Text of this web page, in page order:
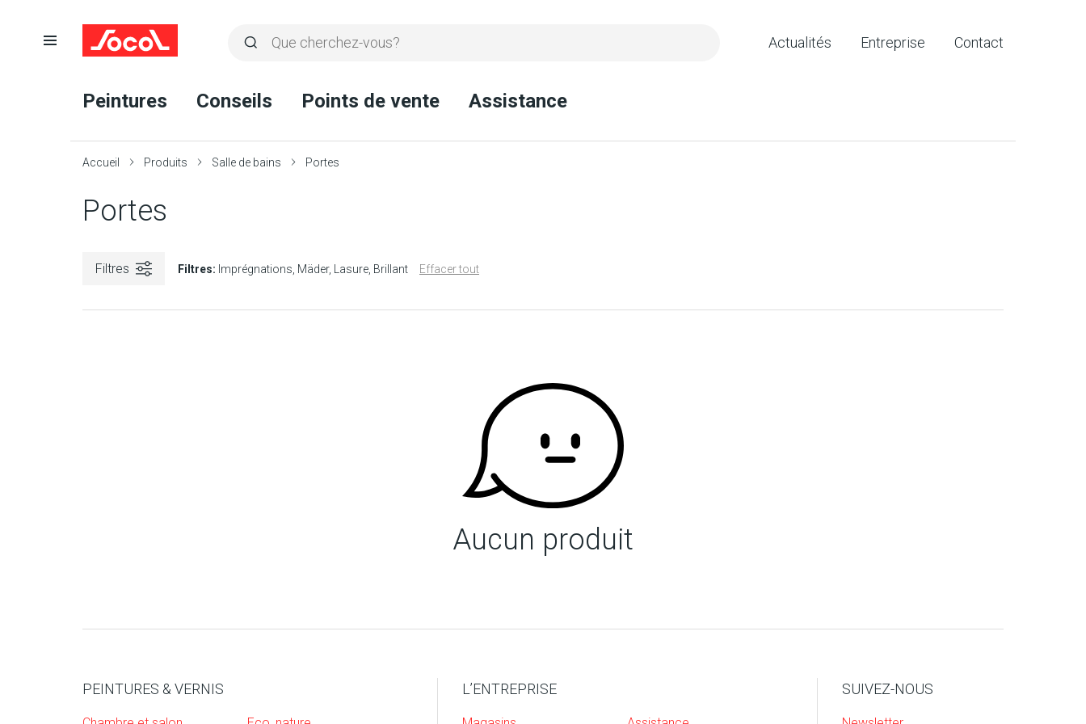
Rechercher
recherche
Ouvrir
Peintures Conseils Points de vente Assistance
Actualités Entreprise Contact
Accueil Produits Salle de bains Portes
Portes
Filtres Filtres: Imprégnations Mäder Lasure Brillant Effacer tout
Aucun produit
PEINTURES & VERNIS L’ENTREPRISE SUIVEZ-NOUS